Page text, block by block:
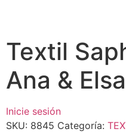
Textil
Ana & Elsa
Inicie sesión
SKU: 8845 Categoría: